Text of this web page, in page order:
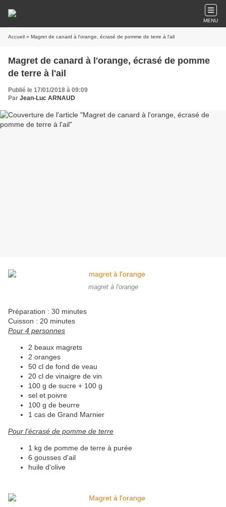
MENU
Accueil » Magret de canard à l'orange, écrasé de pomme de terre à l'ail
Magret de canard à l'orange, écrasé de pomme
de terre à l'ail
Publié le 17/01/2018 à 09:09
Par Jean-Luc ARNAUD
magret à l'orange
Préparation : 30 minutes
Cuisson : 20 minutes
Pour 4 personnes
2 beaux magrets
2 oranges
50 cl de fond de veau
20 cl de vinaigre de vin
100 g de sucre + 100 g
sel et poivre
100 g de beurre
1 cas de Grand Marnier
Pour l'écrasé de pomme de terre
1 kg de pomme de terre à purée
6 gousses d'ail
huile d'olive